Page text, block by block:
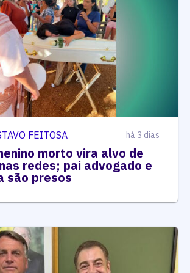
FEITOSA há 3 dias
morto vira alvo de
redes; pai advogado e
são presos